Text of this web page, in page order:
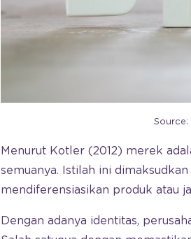
Source:
Menurut Kotler (2012) merek
semuanya. Istilah ini
mendiferensiasikan produk atau
Dengan adanya identitas,